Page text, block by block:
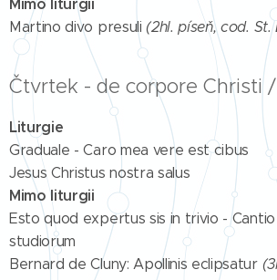
Mimo liturgii
Martino divo presuli(2hl. píseň, cod. St.
Čtvrtek - de corpore Christi
Liturgie
Graduale - Caro mea vere est cibus
Jesus Christus nostra salus
Mimo liturgii
Esto quod expertus sis in trivio - Cantio
studiorum
Bernard de Cluny: Apollinis eclipsatur